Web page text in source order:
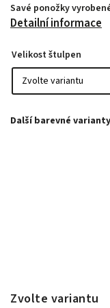
Savé ponožky
Detailní informace
Velikost štulpen
Zvolte variantu